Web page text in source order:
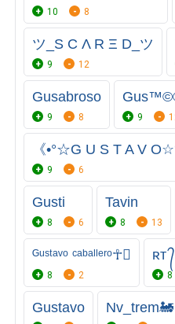
10 8
ツ_S C Λ R Ξ D_ツ
9 12
Gusabroso
9 8 9
《•°☆G U S T A V
9 6
Gusti
8 6
Tavin
8 13
ᴳᵘˢᵗᵃᵛᵒ ᶜᵃᵇᵃˡˡᵉʳᵒ☥
8 2
ʀᴛ
8
Gustavo Nv_trem🚂